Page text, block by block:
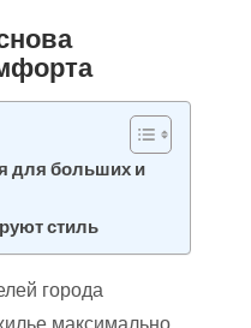
для больших и
стиль
города